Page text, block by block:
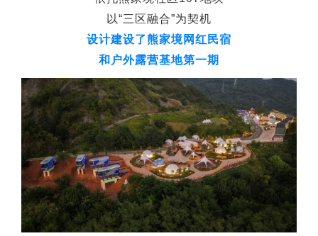
以“三区融合”为契机
设计建设了熊家境网红民宿
和户外露营基地第一期